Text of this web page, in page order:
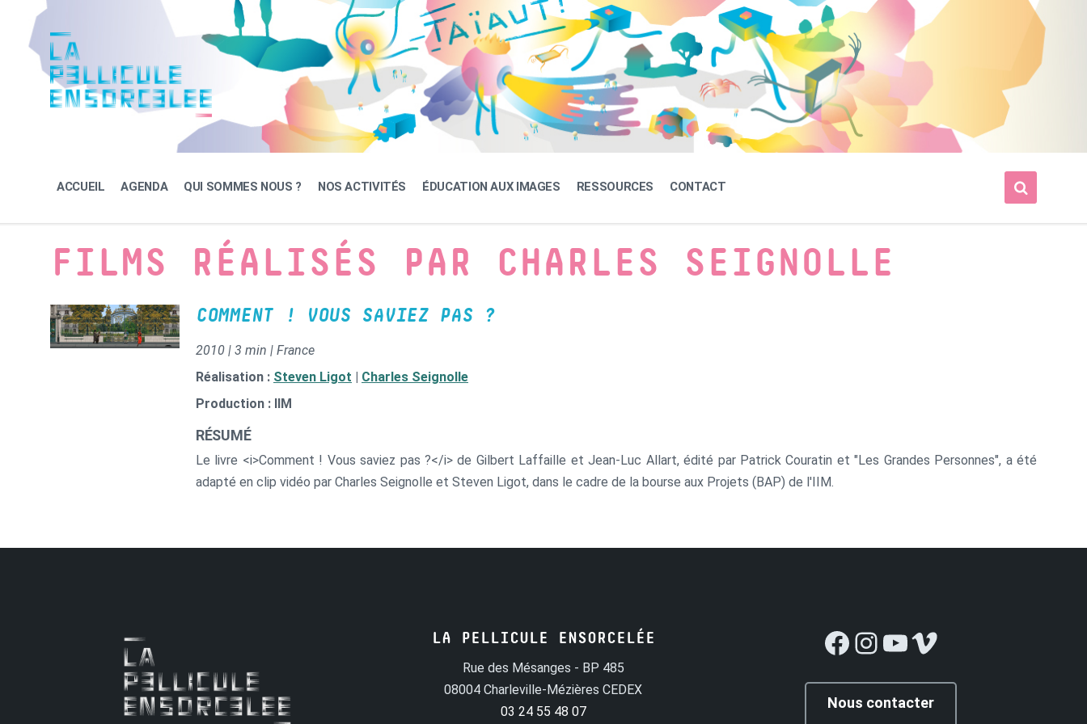
content
navigation
footer
ACCUEIL AGENDA QUI SOMMES NOUS ? NOS ACTIVITÉS ÉDUCATION AUX IMAGES RESSOURCES CONTACT
FILMS RÉALISÉS PAR CHARLES SEIGNOLLE
COMMENT ! VOUS SAVIEZ PAS ?
2010 | 3 min | France
Réalisation : Steven Ligot | Charles Seignolle
Production : IIM
RÉSUMÉ
Le livre <i>Comment ! Vous saviez pas ?</i> de Gilbert Laffaille et Jean-Luc Allart, édité par Patrick Couratin et "Les Grandes Personnes", a été
adapté en clip vidéo par Charles Seignolle et Steven Ligot, dans le cadre de la bourse aux Projets (BAP) de l'IIM.
LA PELLICULE ENSORCELÉE
Rue des Mésanges - BP 485
08004 Charleville-Mézières CEDEX
03 24 55 48 07
Facebook
Instagram
YouTube
Vimeo
Nous contacter